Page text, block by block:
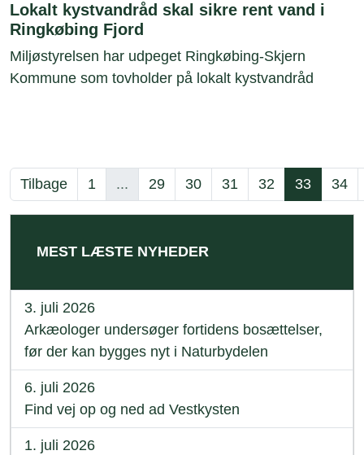
Lokalt kystvandråd skal sikre rent vand i
Ringkøbing Fjord
Miljøstyrelsen har udpeget Ringkøbing-Skjern
Kommune som tovholder på lokalt kystvandråd
Tilbage 1 ... 29 30 31 32 33 34
MEST LÆSTE NYHEDER
3. juli 2026
Arkæologer undersøger fortidens bosættelser,
før der kan bygges nyt i Naturbydelen
6. juli 2026
Find vej op og ned ad Vestkysten
1. juli 2026